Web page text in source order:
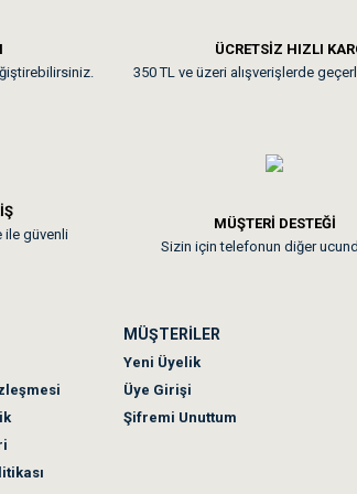
olması iyi.
Jack russell köpeğim severek yedi. Tüy
ÜCRETSİZ HIZLI
350 TL ve üzeri alışverişlerde
ile güvenli
MÜŞTERİ DESTEĞİ
Sizin için telefonun diğer
MÜŞTERİLER
Yeni Üyelik
Üye Girişi
Şifremi Unuttum